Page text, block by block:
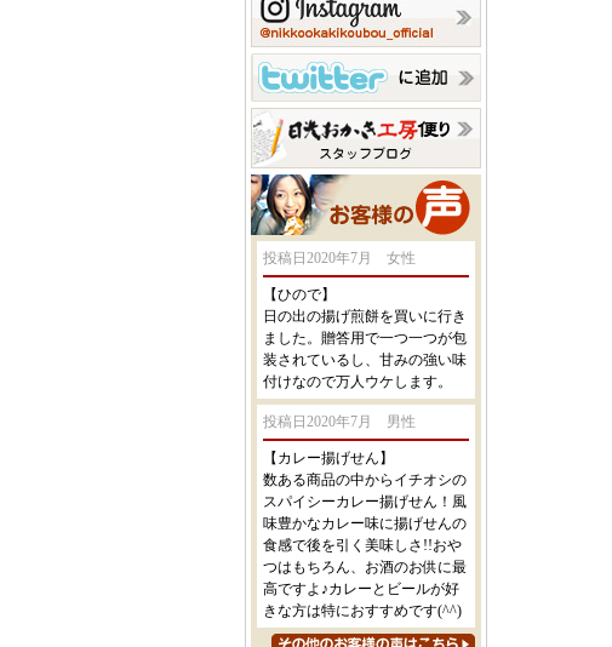
投稿日2020年7月 女性
【ひので】
日の出の揚げ煎餅を買いに行き
ました。贈答用で一つ一つが包
装されているし、甘みの強い味
付けなので万人ウケします。
投稿日2020年7月 男性
【カレー揚げせん】
数ある商品の中からイチオシの
スパイシーカレー揚げせん！風
味豊かなカレー味に揚げせんの
食感で後を引く美味しさ!!おや
つはもちろん、お酒のお供に最
高ですよ♪カレーとビールが好
きな方は特におすすめです(^^)